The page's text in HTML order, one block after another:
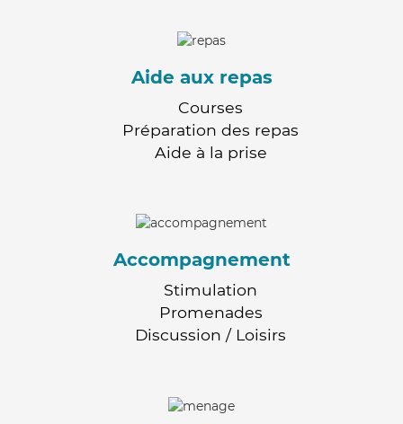
Aide aux repas
Courses
Préparation des repas
Aide à la prise
Accompagnement
Stimulation
Promenades
Discussion / Loisirs